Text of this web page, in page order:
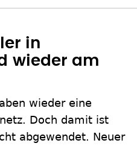
in
wieder am
wieder eine
Doch damit ist
abgewendet. Neuer